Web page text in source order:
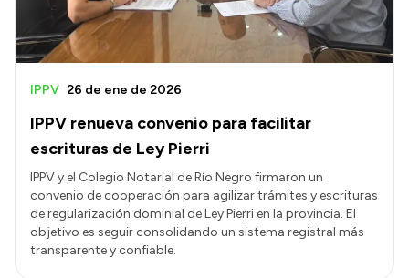
IPPV renueva convenio para facilitar
escrituras de Ley Pierri
IPPV 26 de ene de 2026
IPPV y el Colegio Notarial de Río Negro firmaron un
convenio de cooperación para agilizar trámites y escrituras
de regularización dominial de Ley Pierri en la provincia. El
objetivo es seguir consolidando un sistema registral más
transparente y confiable.